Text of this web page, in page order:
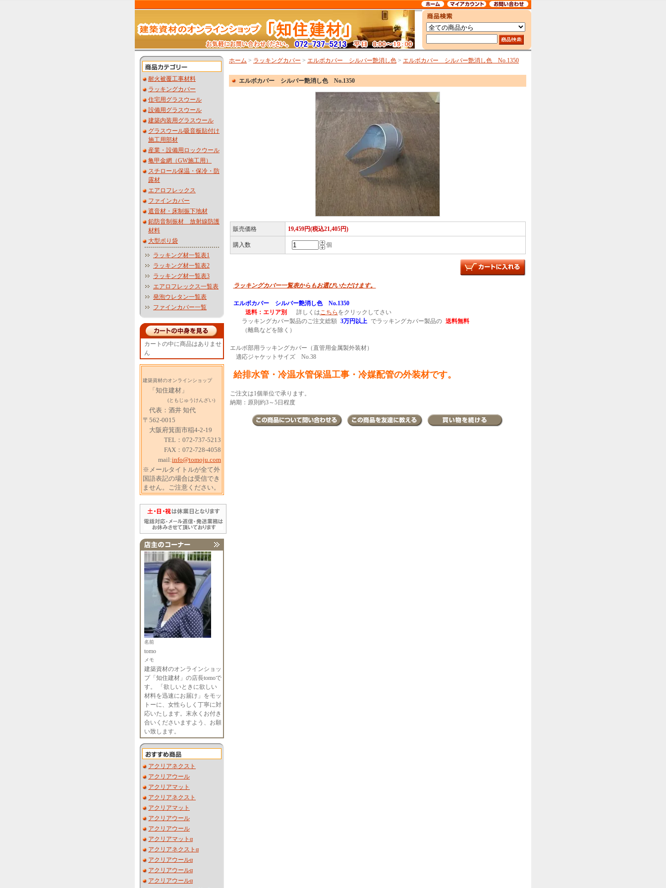
耐火被覆工事材料
ラッキングカバー
住宅用グラスウール
設備用グラスウール
建築内装用グラスウール
グラスウール吸音板貼付け
施工用部材
産業・設備用ロックウール
亀甲金網（GW施工用）
スチロール保温・保冷・防
露材
エアロフレックス
ファインカバー
遮音材・床制振下地材
鉛防音制振材 放射線防護
材料
大型ポり袋
ラッキング材一覧表1
ラッキング材一覧表2
ラッキング材一覧表3
エアロフレックス一覧表
発泡ウレタン一覧表
ファインカバー一覧
カートの中に商品はありませ
ん
建築資材のオンラインショップ
「知住建材」
(ともじゅうけんざい)
代表：酒井 知代
〒562-0015
大阪府箕面市稲4-2-19
TEL：072-737-5213
FAX：072-728-4058
mail:info@tomoju.com
※メールタイトルが全て外
国語表記の場合は受信でき
ません。ご注意ください。
名前
tomo
メモ
建築資材のオンラインショッ
プ「知住建材」の店長tomoで
す。 「欲しいときに欲しい
材料を迅速にお届け」をモッ
トーに、女性らしく丁寧に対
応いたします。末永くお付き
合いくださいますよう、お願
い致します。
アクリアネクスト
アクリアウール
アクリアマット
アクリアネクスト
アクリアマット
アクリアウール
アクリアウール
アクリアマットα
アクリアネクストα
アクリアウールα
アクリアウールα
アクリアウールα
ホーム > ラッキングカバー > エルボカバー シルバー艶消し色 > エルボカバー シルバー艶消し色 No.1350
エルボカバー シルバー艶消し色 No.1350
販売価格 19,459円(税込21,405円)
購入数 個
ラッキングカバー一覧表からもお選びいただけます。
エルボカバー シルバー艶消し色 No.1350
送料：エリア別
詳しくはこちら をクリックしてさい
ラッキングカバー製品のご注文総額 3万円以上 でラッキングカバー製品の 送料無料
（離島などを除く）
エルボ部用ラッキングカバー（直管用金属製外装材）
適応ジャケットサイズ No.38
給排水管・冷温水管保温工事・冷媒配管の外装材です。
ご注文は1個単位で承ります。
納期：原則約3～5日程度